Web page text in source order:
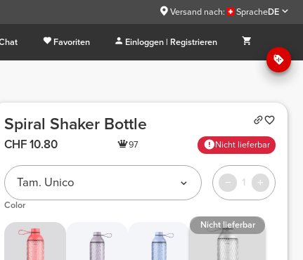
Versand nach: SpracheDE
Favoriten Einloggen | Registrieren
Spiral Shaker Bottle
CHF 10.80 97 Nicht lieferbar
Tam. Único 1
Color
Nicht lieferbar